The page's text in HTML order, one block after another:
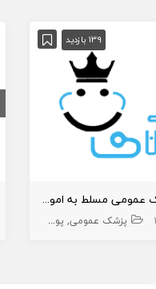
139 بازدید
استخدام پزشک عمومی مسلط به امور زیبایی
پزشک عمومی پوست و زیبایی